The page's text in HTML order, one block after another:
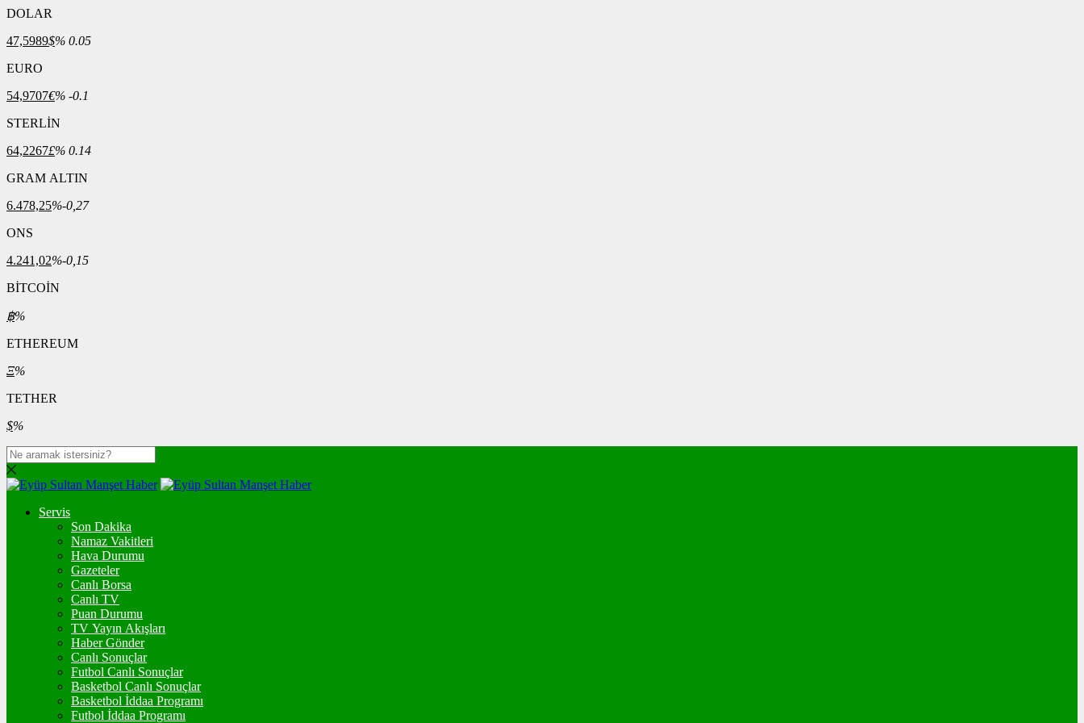
DOLAR
47,5989$% 0.05
EURO
54,9707€% -0.1
STERLİN
64,2267£% 0.14
GRAM ALTIN
6.478,25%-0,27
ONS
4.241,02%-0,15
BİTCOİN
฿%
ETHEREUM
Ξ%
TETHER
$%
Servis
Son Dakika
Namaz Vakitleri
Hava Durumu
Gazeteler
Canlı Borsa
Canlı TV
Puan Durumu
TV Yayın Akışları
Haber Gönder
Canlı Sonuçlar
Futbol Canlı Sonuçlar
Basketbol Canlı Sonuçlar
Basketbol İddaa Programı
Futbol İddaa Programı